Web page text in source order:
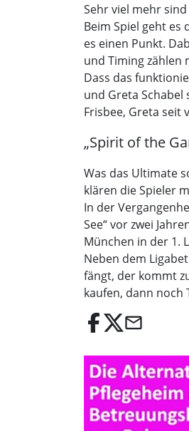
Sehr viel mehr
Beim Spiel geht es
es einen Punkt.
und Timing zählen
Dass das
und Greta
Frisbee, Greta seit
„Spirit of the
Was das Ultimate
klären die Spieler
In der
See“ vor zwei
München in der 1.
Neben dem
fängt, der kommt
kaufen, dann noch
email